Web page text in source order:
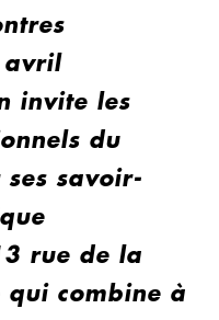
avril
invite les
du
savoir-
rue de la
combine à